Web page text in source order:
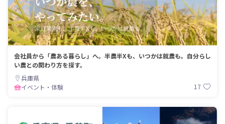
会社員から「農ある暮らし」へ。半農半Xも、いつかは就農も。自分らし
い農との関わり方を探す。
兵庫県
イベント・体験
17